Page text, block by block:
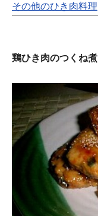
その他のひき肉料理
鶏ひき肉のつくね煮